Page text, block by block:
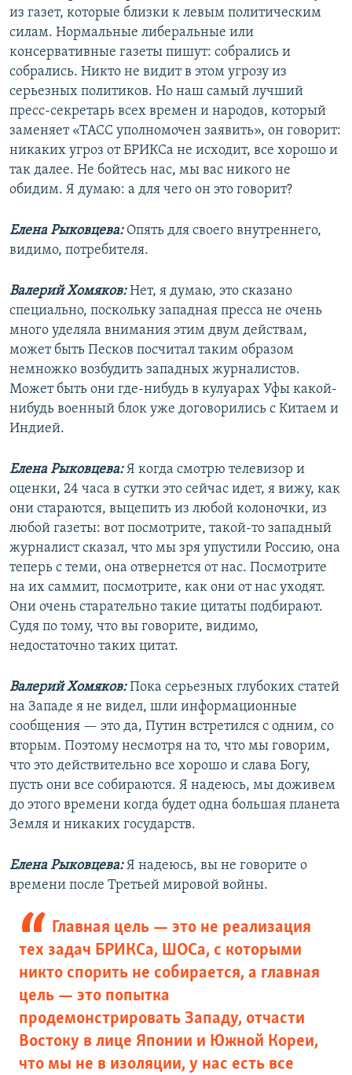
из газет, которые близки к левым политическим
силам. Нормальные либеральные или
консервативные газеты пишут: собрались и
собрались. Никто не видит в этом угрозу из
серьезных политиков. Но наш самый лучший
пресс-секретарь всех времен и народов, который
заменяет «ТАСС уполномочен заявить», он говорит:
никаких угроз от БРИКСа не исходит, все хорошо и
так далее. Не бойтесь нас, мы вас никого не
обидим. Я думаю: а для чего он это говорит?
Елена Рыковцева:Опять для своего внутреннего,
видимо, потребителя.
Валерий Хомяков:Нет, я думаю, это сказано
специально, поскольку западная пресса не очень
много уделяла внимания этим двум действам,
может быть Песков посчитал таким образом
немножко возбудить западных журналистов.
Может быть они где-нибудь в кулуарах Уфы какой-
нибудь военный блок уже договорились с Китаем и
Индией.
Елена Рыковцева:Я когда смотрю телевизор и
оценки, 24 часа в сутки это сейчас идет, я вижу, как
они стараются, выцепить из любой колоночки, из
любой газеты: вот посмотрите, такой-то западный
журналист сказал, что мы зря упустили Россию, она
теперь с теми, она отвернется от нас. Посмотрите
на их саммит, посмотрите, как они от нас уходят.
Они очень старательно такие цитаты подбирают.
Судя по тому, что вы говорите, видимо,
недостаточно таких цитат.
Валерий Хомяков:Пока серьезных глубоких статей
на Западе я не видел, шли информационные
сообщения — это да, Путин встретился с одним, со
вторым. Поэтому несмотря на то, что мы говорим,
что это действительно все хорошо и слава Богу,
пусть они все собираются. Я надеюсь, мы доживем
до этого времени когда будет одна большая планета
Земля и никаких государств.
Елена Рыковцева:Я надеюсь, вы не говорите о
времени после Третьей мировой войны.
Главная цель — это не реализация
тех задач БРИКСа, ШОСа, с которыми
никто спорить не собирается, а главная
цель — это попытка
продемонстрировать Западу, отчасти
Востоку в лице Японии и Южной Кореи,
что мы не в изоляции, у нас есть все